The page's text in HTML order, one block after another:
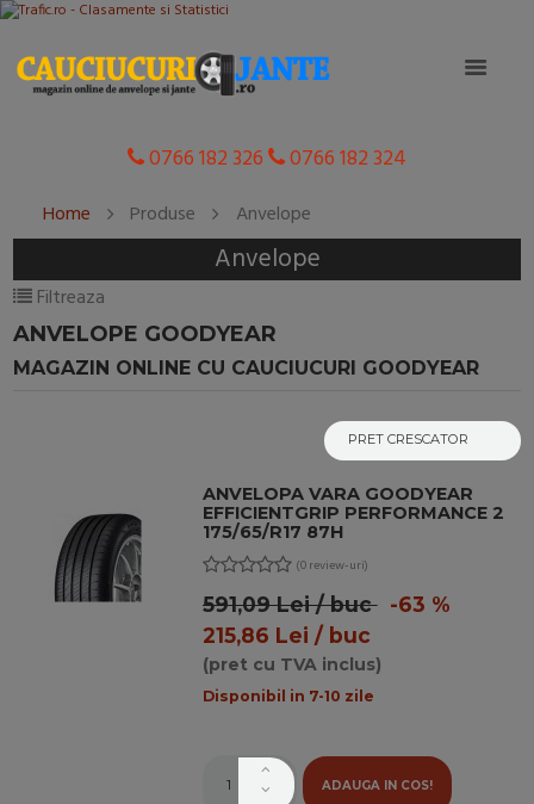
0766 182 326 0766 182 324
Home Produse Anvelope
Anvelope
Filtreaza
ANVELOPE GOODYEAR
MAGAZIN ONLINE CU CAUCIUCURI GOODYEAR
ANVELOPA VARA GOODYEAR
EFFICIENTGRIP PERFORMANCE 2
175/65/R17 87H
(0 review-uri)
591,09 Lei / buc-63 %
215,86 Lei / buc
(pret cu TVA inclus)
Disponibil in 7-10 zile
ADAUGA IN COS!